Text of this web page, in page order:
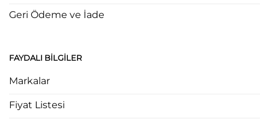
Geri Ödeme ve İade
FAYDALI BILGILER
Markalar
Fiyat Listesi